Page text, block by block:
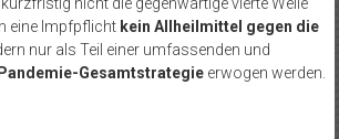
eine Impfpflicht kein Allheilmittel gegen die
nur als Teil einer umfassenden und
Gesamtstrategieerwogen werden.